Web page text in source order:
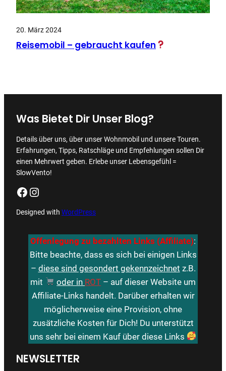
20. März 2024
Reisemobil – gebraucht kaufen
Was Bietet Dir Unser Blog?
Details über uns, über unser Wohnmobil und unsere Touren.
Erfahrungen, Tipps, Ratschläge und Empfehlungen sollen Dir
einen Mehrwert geben. Erlebe unser Lebensgefühl =
SlowVento!
Facebook Instagram
Designed with WordPress
Offenlegung zu bezahlten Links (Affiliate):
Bitte beachte, dass es sich bei einigen Links
– diese sind gesondert gekennzeichnet z.B.
mit
oder in ROT – auf dieser Website um
Affiliate-Links handelt. Darüber erhalten wir
möglicherweise eine Provision, ohne
zusätzliche Kosten für Dich! Du unterstützt
uns sehr bei einem Kauf über diese Links
NEWSLETTER